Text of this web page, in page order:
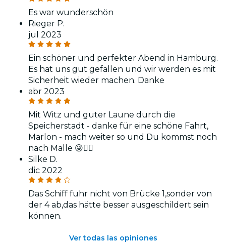
Es war wunderschön
Rieger P.
jul 2023
Ein schöner und perfekter Abend in Hamburg.
Es hat uns gut gefallen und wir werden es mit
Sicherheit wieder machen. Danke
abr 2023
Mit Witz und guter Laune durch die
Speicherstadt - danke für eine schöne Fahrt,
Marlon - mach weiter so und Du kommst noch
nach Malle 😜👍🏻
Silke D.
dic 2022
Das Schiff fuhr nicht von Brücke 1,sonder von
der 4 ab,das hätte besser ausgeschildert sein
können.
Ver todas las opiniones